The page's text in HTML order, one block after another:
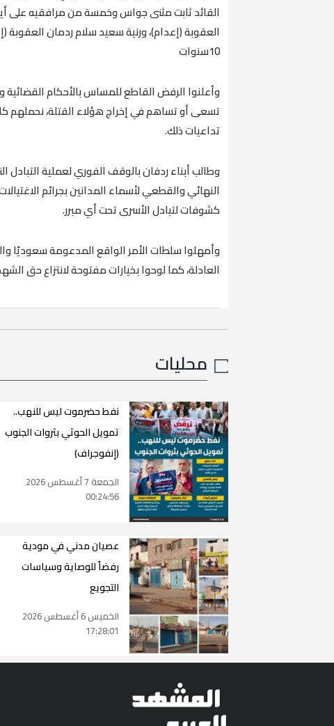
القائد ثابت مثنى جواس وخمسة من مرافقيه على
العقوبة (إعدام)، ورنية سعيد سلام ردمان
10سنوات
وأعلنوا الرفض القاطع للمساس بالأحكام
تسعى أو تساهم في إخراج هؤلاء القتلة، نحملهم
تداعيات ذلك.
وطالب أبناء ردفان بالوقف الفوري لعملية
النهائي والقطعي لأسماء المدانين بجرائم
كشوفات لتبادل الأسرى تحت أي مبرر.
العادلة، كما لوحوا بخيارات مفتوحة لانتزاع
محليات
نفط حضرموت ليس للنهب..
تمويل الحوثي بثروات الجنوب
(إنفوجراف)
الجمعة 7 أغسطس 2026
00:24:56
عصيان مدني في مودية
رفضاً للوصاية وسياسات
التجويع
الخميس 6 أغسطس 2026
17:28:01